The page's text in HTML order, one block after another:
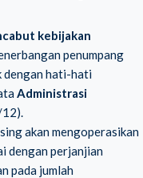
kebijakan
penumpang
dengan hati-hati
Administrasi
12).
akan mengoperasikan
dengan perjanjian
pada jumlah